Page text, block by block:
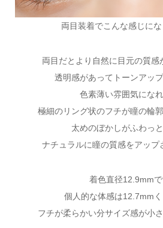
両目だとより自然に目元の質感
透明感があってトーンアッ
色素薄い雰囲気にな
極細のリング状のフチが瞳の輪
太めのぼかしがふわっ
ナチュラルに瞳の質感をアップ
着色直径12.9mm
個人的な体感は12.7mm
フチが柔らかい分サイズ感が小